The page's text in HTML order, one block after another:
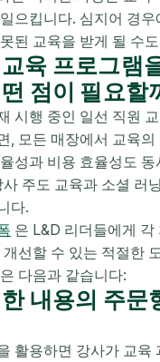
으킵니다. 심지어 경우
된 교육을 받게 될 수
육 프로그램
점이 필요할
시행 중인 일선 직원
, 모든 매장에서 교육의
성과 비용 효율성도 동
주도 교육과 소셜 러
다.
은 L&D 리더들에게 각
선할 수 있는 적절한
다음과 같습니다:
내용의 주문
활용하면 강사가 교육